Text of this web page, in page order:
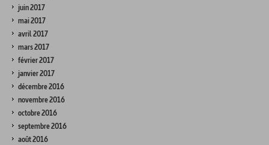
juin 2017
mai 2017
avril 2017
mars 2017
février 2017
janvier 2017
décembre 2016
novembre 2016
octobre 2016
septembre 2016
août 2016